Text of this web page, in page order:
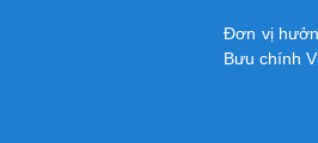
Đơn vị
Bưu chính